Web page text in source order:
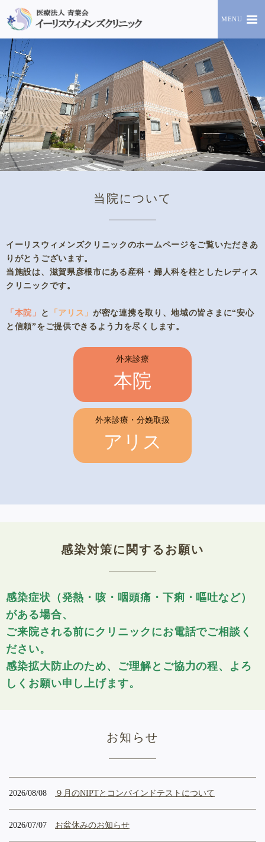
MENU
当院について
イーリスウィメンズクリニックのホームページをご覧いただきあ
りがとうございます。
当施設は、滋賀県彦根市にある産科・婦人科を柱としたレディス
クリニックです。
「本院」 と 「アリス」が密な連携を取り、地域の皆さまに“安心
と信頼”をご提供できるよう力を尽くします。
外来診療
本院
外来診療・分娩取扱
アリス
感染対策に関するお願い
感染症状（発熱・咳・咽頭痛・下痢・嘔吐など）
がある場合、
ご来院される前にクリニックにお電話でご相談く
ださい。
感染拡大防止のため、ご理解とご協力の程、よろ
しくお願い申し上げます。
お知らせ
2026/08/08 ９月のNIPTとコンバインドテストについて
2026/07/07 お盆休みのお知らせ